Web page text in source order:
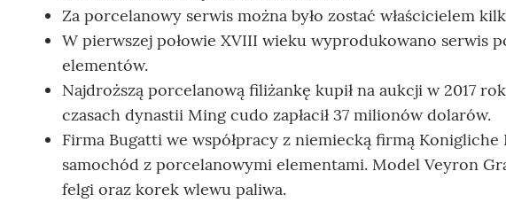
Za porcelanowy serwis można było zostać właścicielem
W pierwszej połowie XVIII wieku wyprodukowano serwis
elementów.
Najdroższą porcelanową filiżankę kupił na aukcji w 2017
czasach dynastii Ming cudo zapłacił 37 milionów dolarów.
Firma Bugatti we współpracy z niemiecką firmą
samochód z porcelanowymi elementami. Model Veyron
felgi oraz korek wlewu paliwa.